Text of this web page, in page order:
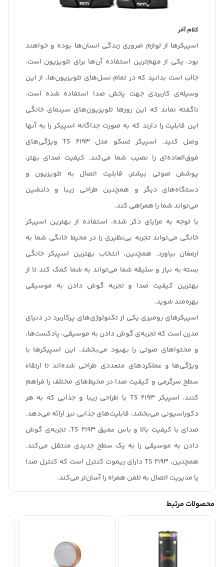
کلام آخر
اسپیکرها از لوازم ضروری زندگی انسان‌ها بوده و خواهند
بود. یکی از مهم‌ترین استفاده آن‌ها برای تلویزیون است.
جالب است بدانید که در تمام نسل‌های تلویزیون‌ها، از این
وسیله‌ی کاربردی جهت پخش صدا استفاده شده است.
ناگفته نماند که این روزها تلویزیون‌های سینمای خانگی
این قابلیت را دارند که به صورت جداگانه اسپیکر را به آنها
وصل کنید. اسپیکر تسکو مدل TS 2193 ویژگی‌های
فوق‌العاده‌ای را نصیب شما می‌کند. کیفیت صدای بهتر،
پوشش صوتی بیشتر، قابلیت اتصال به تلویزیون و
دستگاه‌های دیگر و همچنین طراحی زیبا و دلنشین
می‌تواند شما را همراهی کند.
با توجه به مزایای ذکر شده، استفاده از بهترین اسپیکر
خانگی می‌تواند تجربه بی‌نظیری را در محیط خانگی شما به
ارمغان بیاورد. همچنین، انتخاب بهترین اسپیکر خانگی
بسته به نیاز و سلیقه شما می‌تواند به شما کمک کند تا از
بهترین کیفیت صدا و تجربه گوش دادن به موسیقی
بهره‌مند شوید.
اسپیکرهای رومیزی یکی از تکنولوژی‌های پرکاربرد در دنیای
مدرن است که تجربه‌ی گوش دادن به موسیقی، پادکست‌ها،
و محتواهای صوتی را بهبود می‌بخشد. این اسپیکرها با
ویژگی‌ها و عملکردهای متعددی طراحی شده‌اند تا ارتقاء
سطح سرگرمی و کیفیت صدا در محیط‌های مختلف را فراهم
کنند. اسپیکر TS 2193 با طراحی زیبا و جذابی که به هر
دکوراسیونی می‌بخشد، قابلیت‌های جذابی نیز ارائه می‌دهد.
صدای با کیفیت بالا و باس عمیق TS 2193، تجربه‌ی گوش
دادن به موسیقی را به یک سطح جدیدی منتقل می‌کند.
همچنین، TS 2193 دارای ریموت کنترل است که کنترل صدا
یا مدیریت اتصال به تلفن همراه را آسان‌تر می‌کند.
محصولات مرتبط